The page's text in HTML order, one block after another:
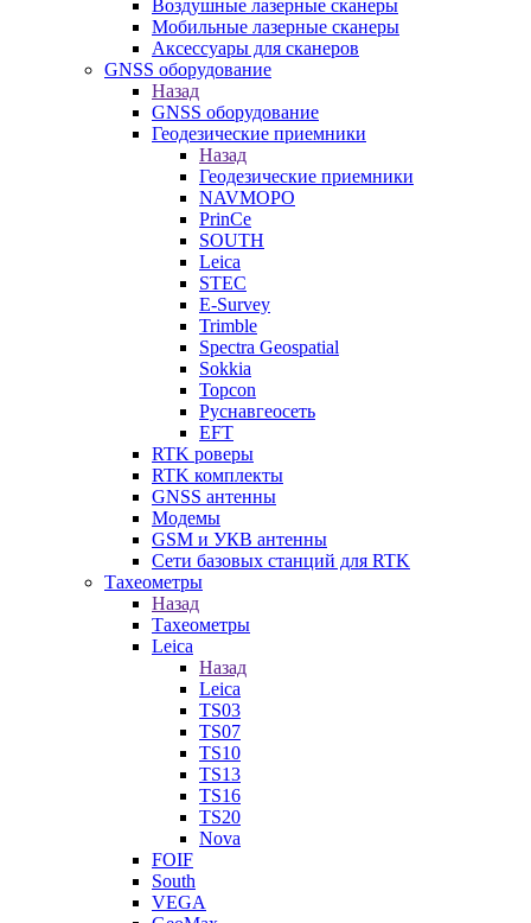
Воздушные лазерные сканеры
Мобильные лазерные сканеры
Аксессуары для сканеров
GNSS оборудование
Назад
GNSS оборудование
Геодезические приемники
Назад
Геодезические приемники
NAVMOPO
PrinCe
SOUTH
Leica
STEC
E-Survey
Trimble
Spectra Geospatial
Sokkia
Topcon
Руснавгеосеть
EFT
RTK роверы
RTK комплекты
GNSS антенны
Модемы
GSM и УКВ антенны
Сети базовых станций для RTK
Тахеометры
Назад
Тахеометры
Leica
Назад
Leica
TS03
TS07
TS10
TS13
TS16
TS20
Nova
FOIF
South
VEGA